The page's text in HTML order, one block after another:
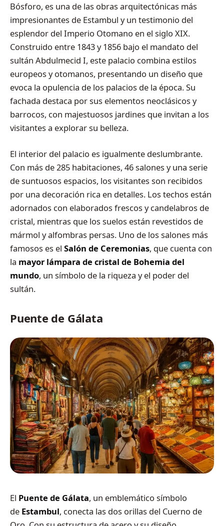
Bósforo, es una de las obras arquitectónicas más
impresionantes de Estambul y un testimonio del
esplendor del Imperio Otomano en el siglo XIX.
Construido entre 1843 y 1856 bajo el mandato del
sultán Abdulmecid I, este palacio combina estilos
europeos y otomanos, presentando un diseño que
evoca la opulencia de los palacios de la época. Su
fachada destaca por sus elementos neoclásicos y
barrocos, con majestuosos jardines que invitan a los
visitantes a explorar su belleza.
El interior del palacio es igualmente deslumbrante.
Con más de 285 habitaciones, 46 salones y una serie
de suntuosos espacios, los visitantes son recibidos
por una decoración rica en detalles. Los techos están
adornados con elaborados frescos y candelabros de
cristal, mientras que los suelos están revestidos de
mármol y alfombras persas. Uno de los salones más
famosos es el Salón de Ceremonias, que cuenta con
la mayor lámpara de cristal de Bohemia del
mundo, un símbolo de la riqueza y el poder del
sultán.
Puente de Gálata
El Puente de Gálata, un emblemático símbolo
de Estambul, conecta las dos orillas del Cuerno de